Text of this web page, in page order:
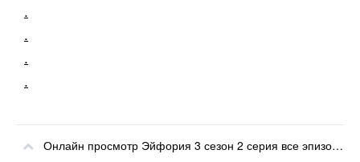
.
.
.
.
Онлайн просмотр Эйфория 3 сезон 2 серия все эпизоды онлайн